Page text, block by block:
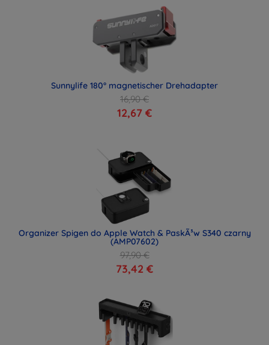
Sunnylife 180° magnetischer Drehadapter
16,90 €
12,67 €
Organizer Spigen do Apple Watch & PaskÃ³w S340 czarny
(AMP07602)
97,90 €
73,42 €